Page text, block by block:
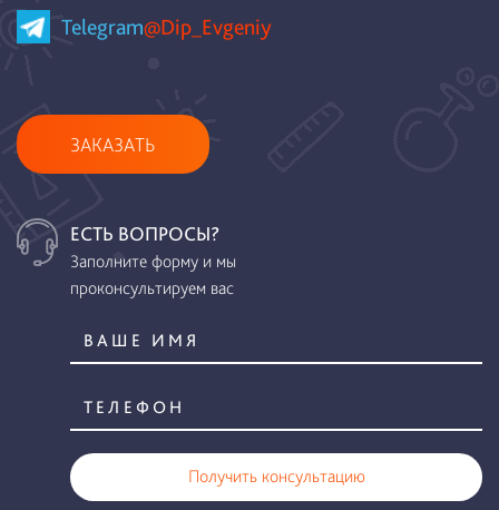
Telegram@Dip_Evgeniy
ЗАКАЗАТЬ
ЕСТЬ ВОПРОСЫ?
Заполните форму и мы
проконсультируем вас
Получить консультацию